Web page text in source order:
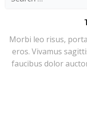
Morbi leo risus,
eros. Vivamus
faucibus dolor